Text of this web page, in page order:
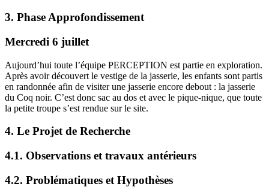
3. Phase Approfondissement
Mercredi 6 juillet
Aujourd’hui toute l’équipe PERCEPTION est partie en exploration.
Après avoir découvert le vestige de la jasserie, les enfants sont partis
en randonnée afin de visiter une jasserie encore debout : la jasserie
du Coq noir. C’est donc sac au dos et avec le pique-nique, que toute
la petite troupe s’est rendue sur le site.
4. Le Projet de Recherche
4.1. Observations et travaux antérieurs
4.2. Problématiques et Hypothèses